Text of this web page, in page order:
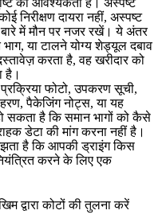
की आवश्यकता है। अस्पष्ट
निरीक्षण दायरा नहीं, अस्पष्ट
बारे में मौन पर नजर रखें। ये अंतर
या टालने योग्य शेड्यूल दबाव
करता है, वह खरीदार को
है।
प्रक्रिया फोटो, उपकरण सूची,
पैकेजिंग नोट्स, या यह
सकता है कि समान भागों को कैसे
डेटा की मांग करना नहीं है।
है कि आपकी ड्राइंग किस
करने के लिए एक
द्वारा कोटों की तुलना करें